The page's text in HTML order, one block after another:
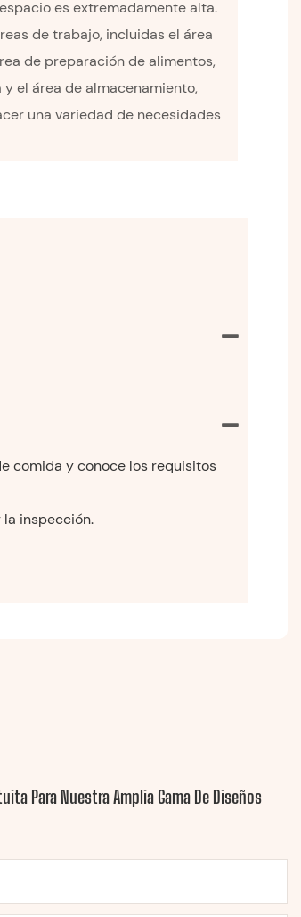
es extremadamente alta.
de trabajo, incluidas el área
de preparación de alimentos,
y el área de almacenamiento,
una variedad de necesidades
comida y conoce los requisitos
inspección.
Para Nuestra Amplia Gama De Diseños